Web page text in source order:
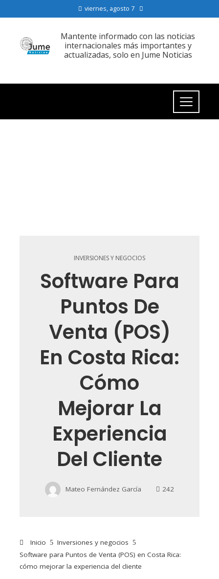
viernes, agosto 7
Mantente informado con las noticias
internacionales más importantes y
actualizadas, solo en Jume Noticias
INVERSIONES Y NEGOCIOS
Software Para
Puntos De
Venta (POS)
En Costa Rica:
Cómo
Mejorar La
Experiencia
Del Cliente
Mateo Fernández García 242
Inicio
Inversiones y negocios
Software para Puntos de Venta (POS) en Costa Rica:
cómo mejorar la experiencia del cliente